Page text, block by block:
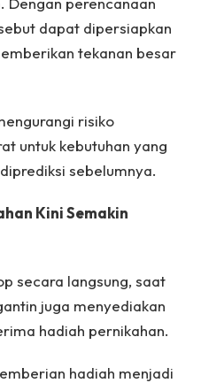
dapat dipersiapkan
tekanan besar
risiko
untuk kebutuhan yang
sebelumnya.
Kini Semakin
secara langsung, saat
juga menyediakan
hadiah pernikahan.
hadiah menjadi